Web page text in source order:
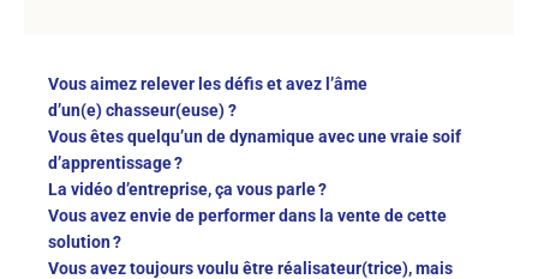
Vousaimez relever les défiset avez l’âme
d’un(e)chasseur(euse)?
Vous êtes quelqu’un de dynamique avec une vraie soif
d’apprentissage ?
La vidéo d’entreprise, ça vous parle ?
Vous avez envie de performer dans la vente de cette
solution ?
Vous avez toujours voulu être réalisateur(trice), mais